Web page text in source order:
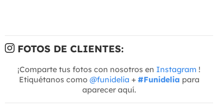
FOTOS DE CLIENTES:
¡Comparte tus fotos con nosotros en Instagram !
Etiquétanos como @funidelia + #Funidelia para
aparecer aquí.